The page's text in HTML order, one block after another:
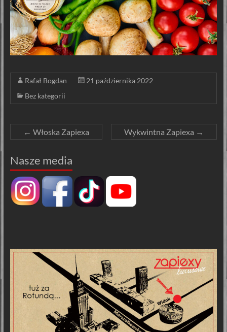
Rafał Bogdan
21 października 2022
Bez kategorii
← Włoska Zapiexa Wykwintna Zapiexa →
Nasze media